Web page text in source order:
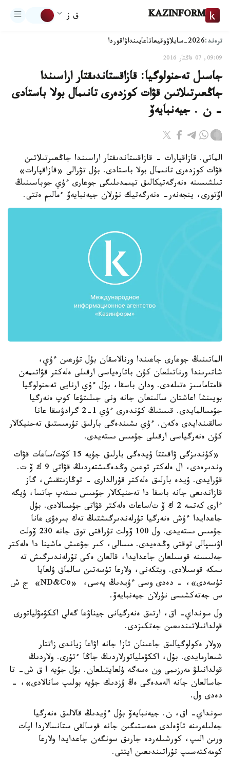
KAZINFORM ق ز
ترەند:2026-سايلاۋ وقيعاتاعايىنداۋاقوردا
09:09, 07 قاڭتار 2016
جاسىل تەحنولوگيا: قازاقستاندىقتار اراسىندا
جاڭعىرتىلاتىن قۋات كوزدەرى تانىمال بولا باستادى
- ن . جيەنبايەۆ
الماتى. قازاقپارات - قازاقستاندىقتار اراسىندا جاڭعىرتىلاتىن
قۋات كوزدەرى تانىمال بولا باستادى. بۇل تۋرالى «قازاقپارات»
تىلشىسىنە ەنەرگەتيكالىق تيىمدىلىگى جوعارى ءۇي جوباسىنىڭ
اۆتورى، ينجەنەر- ەنەرگەتيك نۇرلان جيەنبايەۆ ءمالىم ەتتى.
الماتىنىڭ جوعارى جاعىندا ورنالاسقان بۇل تۇرعىن ءۇي،
شاتىرىندا ورناتىلعان كۇن باتارەياسى ارقىلى ەلەكتر قۋاتىمەن
قامتاماسىز ەتىلەدى. ودان باسقا، بۇل ءۇي ارنايى تەحنولوگيا
بويىنشا اعاشتان سالىنعان جانە ونى جىلىتۋعا كوپ ەنەرگيا
جۇمسالمايدى. قىستىڭ كۇندەرى ءۇي 1-2 گرادۋسقا عانا
سالقىندايدى ەكەن. ءۇي ىشىندەگى بارلىق تۇرمىستىق تەحنيكالار
كۇن ەنەرگياسى ارقىلى جۇمىس ىستەيدى.
«كۇندىزگى ۋاقىتتا ۇيدەگى بارلىق جۇيە 15 كۆت/ساعات قۋات
وندىرەدى، ال ەلەكتر توعىن وڭدەگىشتەردىڭ قۋاتى 9 ك ۆ ت.
قۇرايدى. ۇيدە بارلىق ەلەكتر قۇرالدارى - توڭازىتقىش، گاز
قازاندىعى جانە باسقا دا تەحنيكالار جۇمىس ىستەپ جاتسا، ۇيگە
ءارى كەتسە 2 ك ۆ ت/ساعات ەلەكتر قۋاتى جۇمسالادى. بۇل
جاعدايدا ءۇش ەنەرگيا تۇرلەندىرگىشتىڭ تەك بىرەۋى عانا
جۇمىس ىستەيدى. ول 100 ۆولت تۇراقتى توق جانە 230 ۆولت
اۋىسپالى توقتى وڭدەيدى. مىسالى، كىر جۋعىش ماشينا دا ەلەكتر
جەلىسىنە قوسىلعان جاعدايدا، قالعان ەكى تۇرلەندىرگىش تە
ىسكە قوسىلادى. ويتكەنى، ولارعا تۇسەتىن سالماق ۇلعايا
تۇسەدى»، - دەدى وسى ءۇيدىڭ يەسى، «ND&Co» ج ش
س جەتەكشىسى نۇرلان جيەنبايەۆ.
ول سونداي- اق، ارتىق ەنەرگيانى جيناۋعا گەلي اككۋمۋلياتورى
قولدانىلاتىندىعىن جەتكىزدى.
«ولار ەكولوگيالىق جاعىنان تازا جانە اۋاعا زياندى زاتتار
شىعارمايدى. بۇل، اككۋملياتورلاردىڭ جاڭا ءتۇرى. ولاردىڭ
قولدانىلۋ مەرزىمى ون ەسەگە ۇلعايتىلعان. بۇل جۇيە ا ق ش- تا
جاسالعان جانە الەمدەگى ەڭ ۇزدىك جۇيە بولىپ سانالادى»، -
دەدى ول.
سونداي- اق، ن. جيەنبايەۆ بۇل ءۇيدىڭ قالالىق ەنەرگيا
جەلىلەرىنە تاۋەلدى ەمەستىگىن جانە قوسالقى ستانسالاردا اپات
ورىن الىپ، كورشىلەردە جارىق سونگەن جاعدايدا ولارعا
كومەكتەسىپ تۇراتىندىعىن ايتتى.